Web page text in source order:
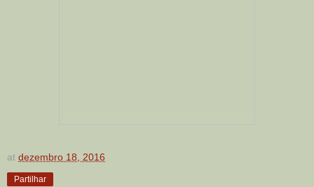
at dezembro 18, 2016
Partilhar